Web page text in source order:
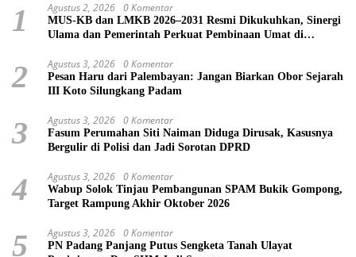
1 Agustus 2, 2026 0 Komentar
MUS-KB dan LMKB 2026–2031 Resmi Dikukuhkan, Sinergi
Ulama dan Pemerintah Perkuat Pembinaan Umat di
2 Agustus 3, 2026 0 Komentar
Pesan Haru dari Palembayan: Jangan Biarkan Obor Sejarah
III Koto Silungkang Padam
3 Agustus 3, 2026 0 Komentar
Fasum Perumahan Siti Naiman Diduga Dirusak, Kasusnya
Bergulir di Polisi dan Jadi Sorotan DPRD
4 Agustus 3, 2026 0 Komentar
Wabup Solok Tinjau Pembangunan SPAM Bukik Gompong,
Target Rampung Akhir Oktober 2026
5 Agustus 3, 2026 0 Komentar
PN Padang Panjang Putus Sengketa Tanah Ulayat